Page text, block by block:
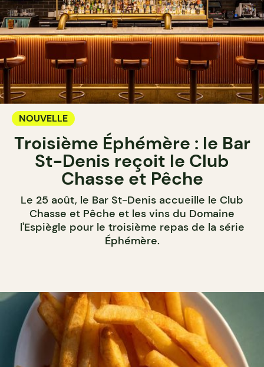
NOUVELLE
Troisième Éphémère : le Bar
St-Denis reçoit le Club
Chasse et Pêche
Le 25 août, le Bar St-Denis accueille le Club
Chasse et Pêche et les vins du Domaine
l'Espiègle pour le troisième repas de la série
Éphémère.